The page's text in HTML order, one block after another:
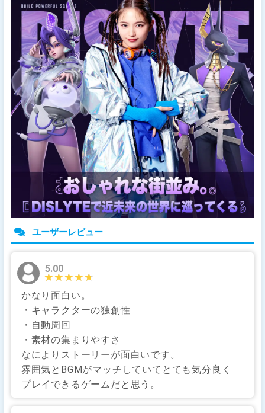
ユーザーレビュー
5.00
★★★★★
★★★★★
かなり面白い。
・キャラクターの独創性
・自動周回
・素材の集まりやすさ
なによりストーリーが面白いです。
雰囲気とBGMがマッチしていてとても気分良く
プレイできるゲームだと思う。